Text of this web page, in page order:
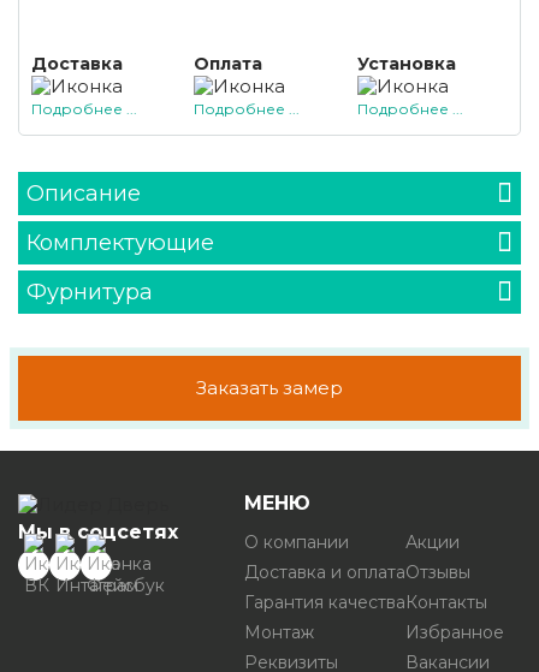
Доставка
Подробнее ...
Оплата
Подробнее ...
Установка
Подробнее ...
Описание
Комплектующие
Фурнитура
Заказать замер
Мы в соцсетях
МЕНЮ
О компании
Доставка и оплата
Гарантия качества
Монтаж
Реквизиты
Акции
Отзывы
Контакты
Избранное
Вакансии